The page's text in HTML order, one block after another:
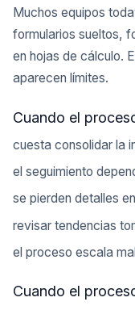
Muchos equipos
formularios sueltos,
en hojas de cálculo.
aparecen límites.
Cuando el
cuesta consolidar la
el seguimiento
se pierden detalles
revisar tendencias
el proceso escala
Cuando el